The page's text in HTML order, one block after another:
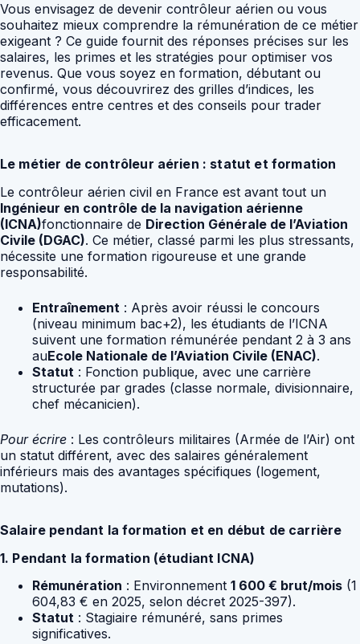
Vous envisagez de devenir contrôleur aérien ou vous
souhaitez mieux comprendre la rémunération de ce métier
exigeant ? Ce guide fournit des réponses précises sur les
salaires, les primes et les stratégies pour optimiser vos
revenus. Que vous soyez en formation, débutant ou
confirmé, vous découvrirez des grilles d’indices, les
différences entre centres et des conseils pour trader
efficacement.
Le métier de contrôleur aérien : statut et formation
Le contrôleur aérien civil en France est avant tout un
Ingénieur en contrôle de la navigation aérienne
(ICNA)fonctionnaire de Direction Générale de l’Aviation
Civile (DGAC). Ce métier, classé parmi les plus stressants,
nécessite une formation rigoureuse et une grande
responsabilité.
Entraînement : Après avoir réussi le concours
(niveau minimum bac+2), les étudiants de l’ICNA
suivent une formation rémunérée pendant 2 à 3 ans
auEcole Nationale de l’Aviation Civile (ENAC).
Statut : Fonction publique, avec une carrière
structurée par grades (classe normale, divisionnaire,
chef mécanicien).
Pour écrire : Les contrôleurs militaires (Armée de l’Air) ont
un statut différent, avec des salaires généralement
inférieurs mais des avantages spécifiques (logement,
mutations).
Salaire pendant la formation et en début de carrière
1. Pendant la formation (étudiant ICNA)
Rémunération : Environnement 1 600 € brut/mois (1
604,83 € en 2025, selon décret 2025-397).
Statut : Stagiaire rémunéré, sans primes
significatives.